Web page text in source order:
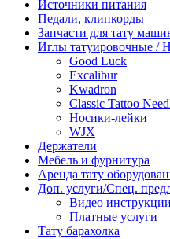
Источники питания
Педали, клипкорды
Запчасти для тату
Иглы татуировочные /
Good Luck
Excalibur
Kwadron
Classic Tattoo
Носики-лейки
WJX
Держатели
Мебель и фурнитура
Аренда тату
Доп. услуги/Спец.
Видео инструкции
Платные услуги
Тату барахолка